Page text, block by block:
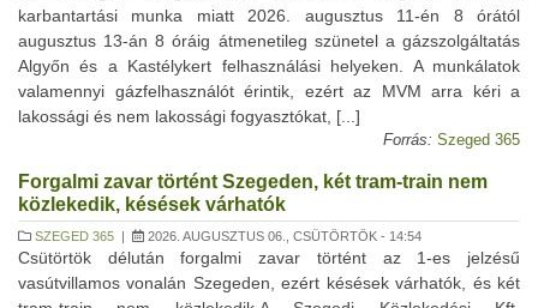
karbantartási munka miatt 2026. augusztus 11-én 8 órától
augusztus 13-án 8 óráig átmenetileg szünetel a gázszolgáltatás
Algyőn és a Kastélykert felhasználási helyeken. A munkálatok
valamennyi gázfelhasználót érintik, ezért az MVM arra kéri a
lakossági és nem lakossági fogyasztókat, [...]
Forrás: Szeged 365
Forgalmi zavar történt Szegeden, két tram-train nem
közlekedik, késések várhatók
SZEGED 365 | 2026. AUGUSZTUS 06., CSÜTÖRTÖK - 14:54
Csütörtök délután forgalmi zavar történt az 1-es jelzésű
vasútvillamos vonalán Szegeden, ezért késések várhatók, és két